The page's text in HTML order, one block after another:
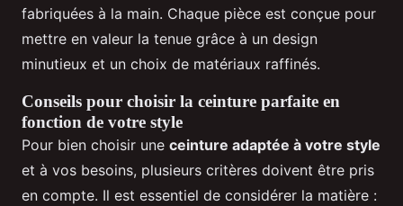
fabriquées à la main. Chaque pièce est conçue pour
mettre en valeur la tenue grâce à un design
minutieux et un choix de matériaux raffinés.
Conseils pour choisir la ceinture parfaite en
fonction de votre style
Pour bien choisir une ceinture adaptée à votre style
et à vos besoins, plusieurs critères doivent être pris
en compte. Il est essentiel de considérer la matière :